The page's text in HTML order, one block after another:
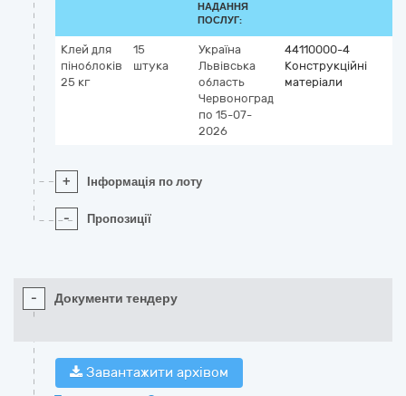
НАДАННЯ
ПОСЛУГ:
Клей для
піноблоків
25 кг
15
штука
Україна
Львівська
область
Червоноград
по 15-07-
2026
44110000-4
Конструкційні
матеріали
+ Інформація по лоту
- Пропозиції
- Документи тендеру
Завантажити архівом